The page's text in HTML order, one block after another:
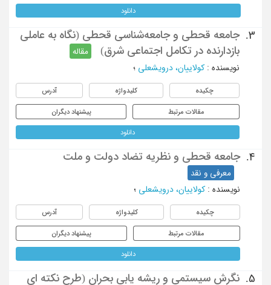
دانلود
3.
جامعه قحطی و جامعه‌شناسی قحطی (نگاه به عاملی
بازدارنده در تکامل اجتماعی شرق)
مقاله
نویسنده : کولاییان، درویشعلی ؛
چکیده کلیدواژه آدرس
مقالات مرتبط پیشنهاد دیگران
دانلود
4. جامعه قحطی و نظریه تضاد دولت و ملت
معرفی و نقد
نویسنده : کولاییان، درویشعلی ؛
چکیده کلیدواژه آدرس
مقالات مرتبط پیشنهاد دیگران
دانلود
5.
نگرش سیستمی و ریشه یابی بحران (طرح نکته ای